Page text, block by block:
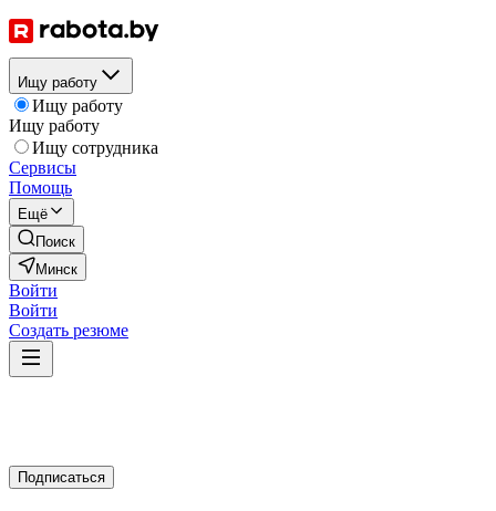
Ищу работу
Ищу работу
Ищу работу
Ищу сотрудника
Сервисы
Помощь
Ещё
Поиск
Минск
Войти
Войти
Создать резюме
Подписаться